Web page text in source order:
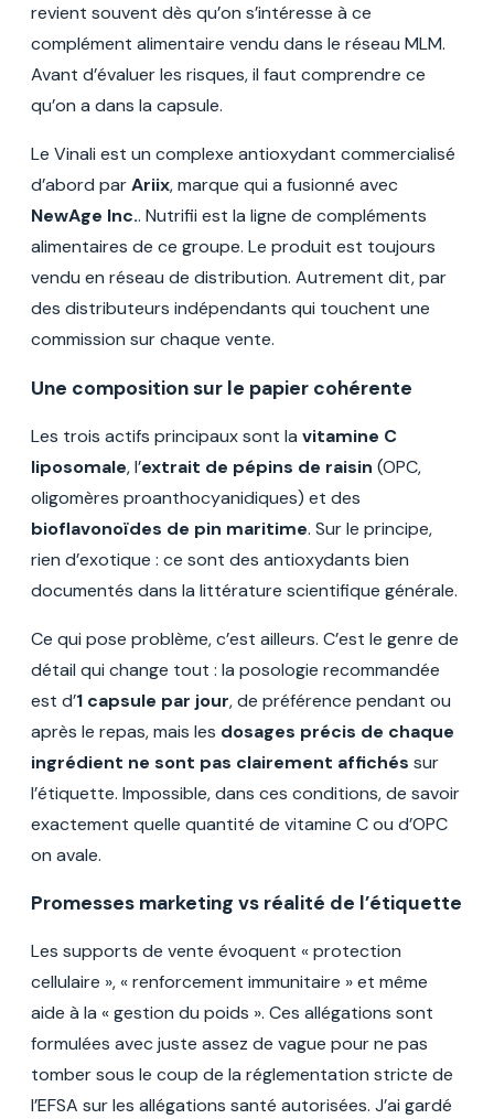
revient souvent dès qu’on s’intéresse à ce
complément alimentaire vendu dans le réseau MLM.
Avant d’évaluer les risques, il faut comprendre ce
qu’on a dans la capsule.
Le Vinali est un complexe antioxydant commercialisé
d’abord parAriix, marque qui a fusionné avec
NewAge Inc.. Nutrifii est la ligne de compléments
alimentaires de ce groupe. Le produit est toujours
vendu en réseau de distribution. Autrement dit, par
des distributeurs indépendants qui touchent une
commission sur chaque vente.
Une composition sur le papier cohérente
Les trois actifs principaux sont la vitamine C
liposomale, l’extrait de pépins de raisin (OPC,
oligomères proanthocyanidiques) et des
bioflavonoïdes de pin maritime. Sur le principe,
rien d’exotique : ce sont des antioxydants bien
documentés dans la littérature scientifique générale.
Ce qui pose problème, c’est ailleurs. C’est le genre de
détail qui change tout : la posologie recommandée
est d’1 capsule par jour, de préférence pendant ou
après le repas, mais les dosages précis de chaque
ingrédient ne sont pas clairement affichés sur
l’étiquette. Impossible, dans ces conditions, de savoir
exactement quelle quantité de vitamine C ou d’OPC
on avale.
Promesses marketing vs réalité de l’étiquette
Les supports de vente évoquent « protection
cellulaire », « renforcement immunitaire » et même
aide à la « gestion du poids ». Ces allégations sont
formulées avec juste assez de vague pour ne pas
tomber sous le coup de la réglementation stricte de
l’EFSA sur les allégations santé autorisées. J’ai gardé